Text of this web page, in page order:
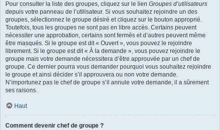
Pour consulter la liste des groupes, cliquez sur le lien Groupes d’utilisateurs
depuis votre panneau de l’utilisateur. Si vous souhaitez rejoindre un des
groupes, sélectionnez le groupe désiré et cliquez sur le bouton approprié.
Toutefois, tous les groupes ne sont pas en libre accès. Certains peuvent
nécessiter une approbation, certains sont fermés et d’autres peuvent même
être masqués. Si le groupe est dit « Ouvert », vous pouvez le rejoindre
librement. Si le groupe est dit « À la demande », vous pouvez rejoindre le
groupe mais votre demande nécessitera d’être approuvée par un chef de
groupe. Ce dernier pourra vous demander pourquoi vous souhaitez rejoindre
le groupe et ainsi décider s’il approuvera ou non votre demande.
N’importunez pas le chef de groupe s’il annule votre demande, il a sûrement
ses raisons.
Haut
Comment devenir chef de groupe ?